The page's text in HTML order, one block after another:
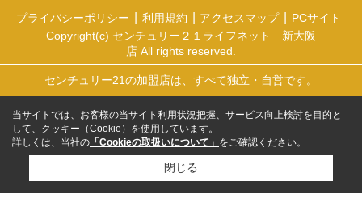
プライバシーポリシー 利用規約 アクセスマップ
PCサイト
Copyright(c) センチュリー２１ライフネット 新大阪
店 All rights reserved.
センチュリー21の加盟店は、すべて独立・自営です。
当サイトでは、お客様の当サイト利用状況把握、サービス向上検討を目的と
して、クッキー（Cookie）を使用しています。
詳しくは、当社の 「Cookieの取扱いについて」 をご確認ください。
閉じる